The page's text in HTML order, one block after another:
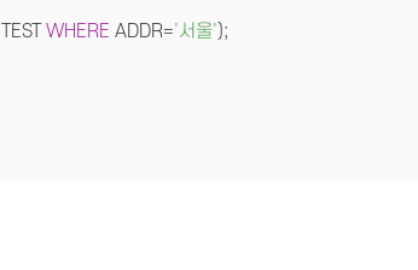
TEST WHERE ADDR='서울');